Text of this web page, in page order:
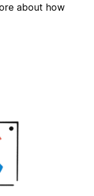
about how